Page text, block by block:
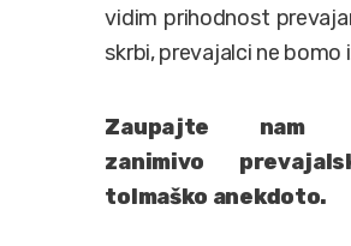
vidim prihodnost
skrbi, prevajalci ne bomo
Zaupajte nam
zanimivo
tolmaško anekdoto.